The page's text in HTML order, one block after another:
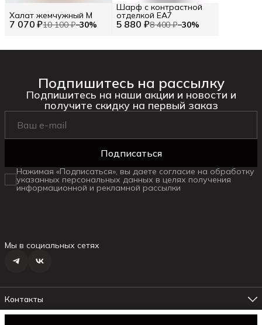
7 070 ₽10 100 ₽−30%
Халат жемчужный M
5 880 ₽8 400 ₽−30%
Шарф с контрастной
отделкой EA7
Подпишитесь на рассылку
Подпишитесь на наши акции и новости и
получите скидку на первый заказ
Подписаться
Нажимая «Подписаться», вы даете согласие на обработку
указанных персональных данных в целях получения
информационной и рекламной рассылки
Мы в социальных сетях
Контакты
Адрес магазина №1